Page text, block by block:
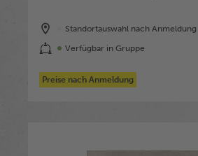
Standortauswahl nach Anmeldung
Verfügbar in Gruppe
Preise nach Anmeldung